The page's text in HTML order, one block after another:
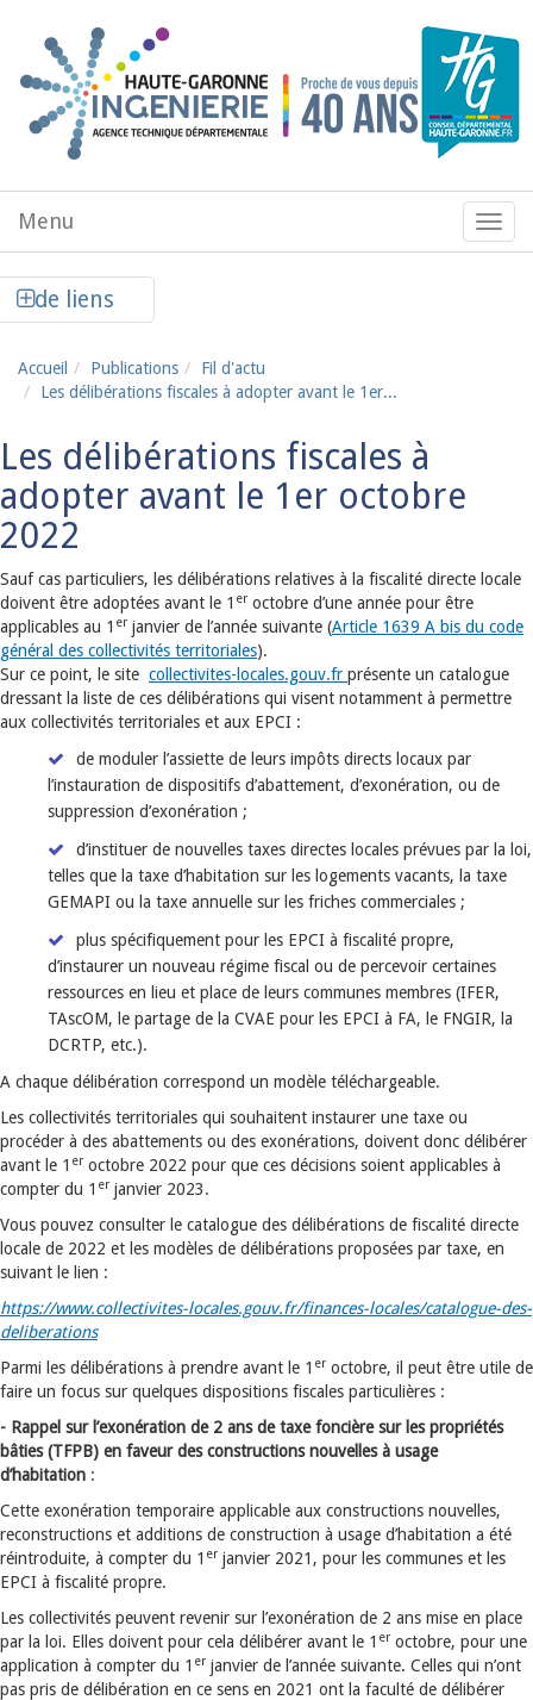
Menu
de
Menu
de liens
Accueil Publications
Fil d'actu
Les délibérations fiscales à adopter avant le 1er...
Les délibérations fiscales à
adopter avant le 1er octobre
2022
Sauf cas particuliers, les délibérations relatives à la fiscalité directe locale
doivent être adoptées avant le 1 er octobre d’une année pour être
applicables au 1 er janvier de l’année suivante (Article 1639 A bis du code
général des collectivités territoriales).
Sur ce point, le site collectivites-locales.gouv.fr présente un catalogue
dressant la liste de ces délibérations qui visent notamment à permettre
aux collectivités territoriales et aux EPCI :
de moduler l’assiette de leurs impôts directs locaux par
l’instauration de dispositifs d’abattement, d’exonération, ou de
suppression d’exonération ;
d’instituer de nouvelles taxes directes locales prévues par la loi,
telles que la taxe d’habitation sur les logements vacants, la taxe
GEMAPI ou la taxe annuelle sur les friches commerciales ;
plus spécifiquement pour les EPCI à fiscalité propre,
d’instaurer un nouveau régime fiscal ou de percevoir certaines
ressources en lieu et place de leurs communes membres (IFER,
TAscOM, le partage de la CVAE pour les EPCI à FA, le FNGIR, la
DCRTP, etc.).
A chaque délibération correspond un modèle téléchargeable.
Les collectivités territoriales qui souhaitent instaurer une taxe ou
procéder à des abattements ou des exonérations, doivent donc délibérer
avant le 1 er octobre 2022 pour que ces décisions soient applicables à
compter du 1 er janvier 2023.
Vous pouvez consulter le catalogue des délibérations de fiscalité directe
locale de 2022 et les modèles de délibérations proposées par taxe, en
suivant le lien :
https://www.collectivites-locales.gouv.fr/finances-locales/catalogue-des-
deliberations
Parmi les délibérations à prendre avant le 1 er octobre, il peut être utile de
faire un focus sur quelques dispositions fiscales particulières :
- Rappel sur l’exonération de 2 ans de taxe foncière sur les propriétés
bâties (TFPB) en faveur des constructions nouvellesà usage
d’habitation :
Cette exonération temporaire applicable aux constructions nouvelles,
reconstructions et additions de construction à usage d’habitation a été
réintroduite, à compter du 1 er janvier 2021, pour les communes et les
EPCI à fiscalité propre.
Les collectivités peuvent revenir sur l’exonération de 2 ans mise en place
par la loi. Elles doivent pour cela délibérer avant le 1 er octobre, pour une
application à compter du 1 er janvier de l’année suivante. Celles qui n’ont
pas pris de délibération en ce sens en 2021 ont la faculté de délibérer